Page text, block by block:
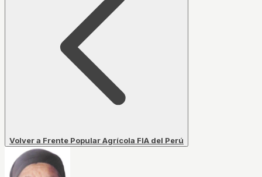
Volver a Frente Popular Agrícola FIA del Perú